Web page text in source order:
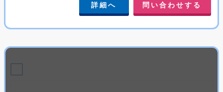
詳細へ 問い合わせする